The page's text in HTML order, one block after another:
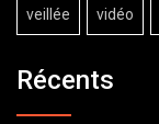
veillée vidéo
Récents